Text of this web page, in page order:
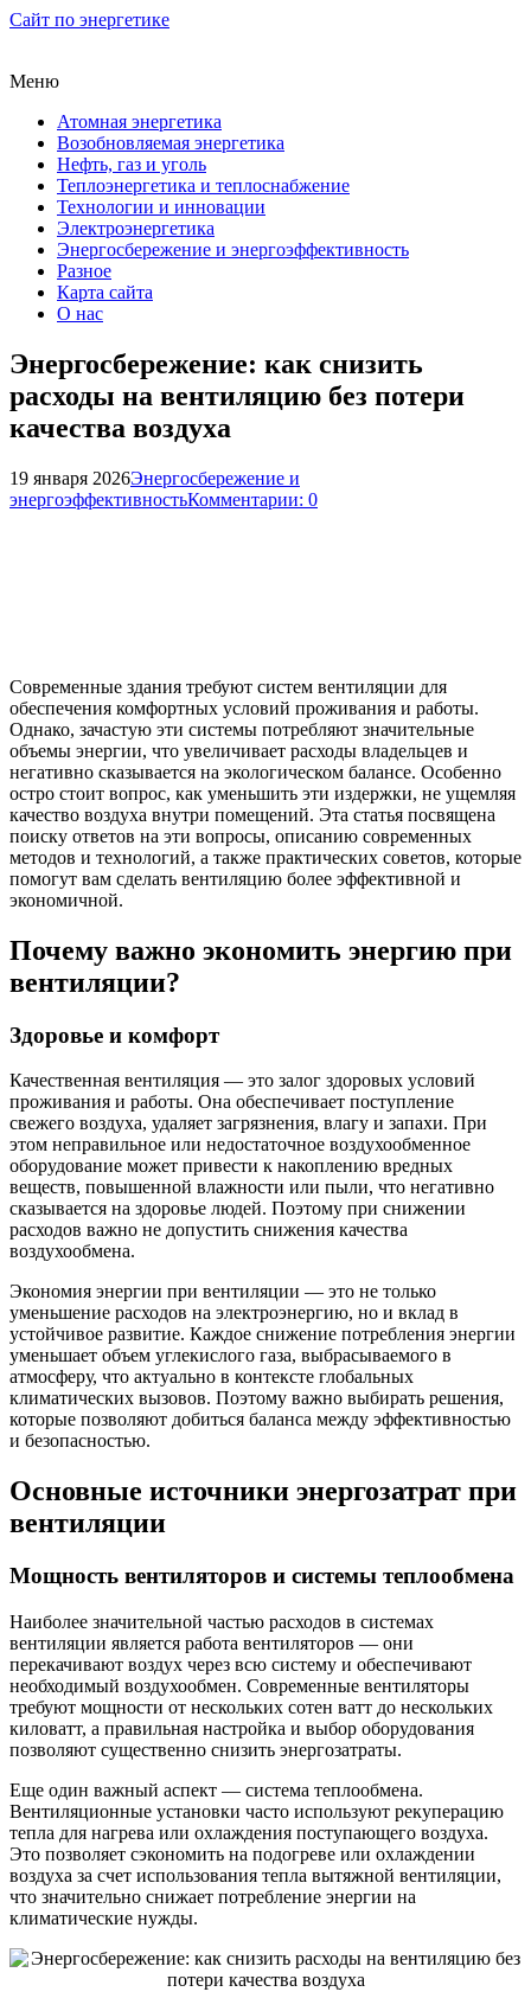
Сайт по энергетике
Меню
Атомная энергетика
Возобновляемая энергетика
Нефть, газ и уголь
Теплоэнергетика и теплоснабжение
Технологии и инновации
Электроэнергетика
Энергосбережение и энергоэффективность
Разное
Карта сайта
О нас
Энергосбережение: как снизить
расходы на вентиляцию без потери
качества воздуха
19 января 2026Энергосбережение и
энергоэффективностьКомментарии: 0
Современные здания требуют систем вентиляции для
обеспечения комфортных условий проживания и работы.
Однако, зачастую эти системы потребляют значительные
объемы энергии, что увеличивает расходы владельцев и
негативно сказывается на экологическом балансе. Особенно
остро стоит вопрос, как уменьшить эти издержки, не ущемляя
качество воздуха внутри помещений. Эта статья посвящена
поиску ответов на эти вопросы, описанию современных
методов и технологий, а также практических советов, которые
помогут вам сделать вентиляцию более эффективной и
экономичной.
Почему важно экономить энергию при
вентиляции?
Здоровье и комфорт
Качественная вентиляция — это залог здоровых условий
проживания и работы. Она обеспечивает поступление
свежего воздуха, удаляет загрязнения, влагу и запахи. При
этом неправильное или недостаточное воздухообменное
оборудование может привести к накоплению вредных
веществ, повышенной влажности или пыли, что негативно
сказывается на здоровье людей. Поэтому при снижении
расходов важно не допустить снижения качества
воздухообмена.
Экономия энергии при вентиляции — это не только
уменьшение расходов на электроэнергию, но и вклад в
устойчивое развитие. Каждое снижение потребления энергии
уменьшает объем углекислого газа, выбрасываемого в
атмосферу, что актуально в контексте глобальных
климатических вызовов. Поэтому важно выбирать решения,
которые позволяют добиться баланса между эффективностью
и безопасностью.
Основные источники энергозатрат при
вентиляции
Мощность вентиляторов и системы теплообмена
Наиболее значительной частью расходов в системах
вентиляции является работа вентиляторов — они
перекачивают воздух через всю систему и обеспечивают
необходимый воздухообмен. Современные вентиляторы
требуют мощности от нескольких сотен ватт до нескольких
киловатт, а правильная настройка и выбор оборудования
позволяют существенно снизить энергозатраты.
Еще один важный аспект — система теплообмена.
Вентиляционные установки часто используют рекуперацию
тепла для нагрева или охлаждения поступающего воздуха.
Это позволяет сэкономить на подогреве или охлаждении
воздуха за счет использования тепла вытяжной вентиляции,
что значительно снижает потребление энергии на
климатические нужды.